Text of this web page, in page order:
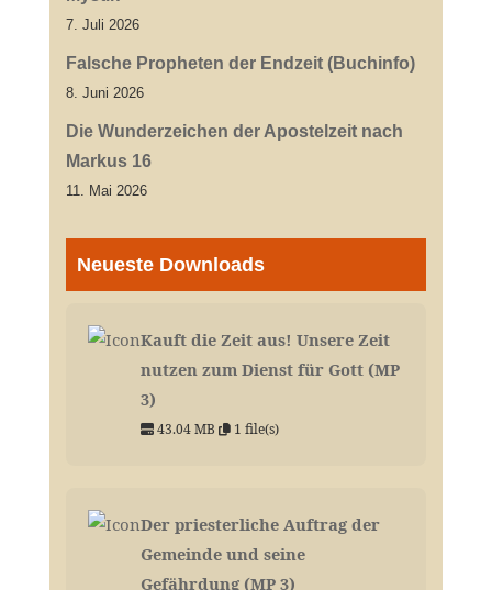
7. Juli 2026
Falsche Propheten der Endzeit (Buchinfo)
8. Juni 2026
Die Wunderzeichen der Apostelzeit nach
Markus 16
11. Mai 2026
Neueste Downloads
Kauft die Zeit aus! Unsere Zeit
nutzen zum Dienst für Gott (MP
3)
43.04 MB 1 file(s)
Der priesterliche Auftrag der
Gemeinde und seine
Gefährdung (MP 3)